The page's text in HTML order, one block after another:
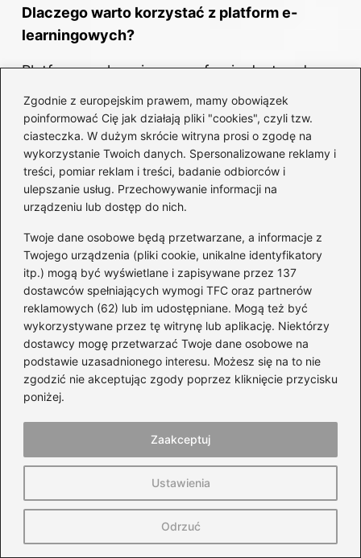
Zgodnie z europejskim prawem, mamy obowiązek
poinformować Cię jak działają pliki "cookies", czyli tzw.
ciasteczka. W dużym skrócie witryna prosi o zgodę na
wykorzystanie Twoich danych. Spersonalizowane reklamy i
treści, pomiar reklam i treści, badanie odbiorców i
ulepszanie usług. Przechowywanie informacji na
urządzeniu lub dostęp do nich.
Twoje dane osobowe będą przetwarzane, a informacje z
Twojego urządzenia (pliki cookie, unikalne identyfikatory
itp.) mogą być wyświetlane i zapisywane przez 137
dostawców spełniających wymogi TFC oraz partnerów
reklamowych (62) lub im udostępniane. Mogą też być
wykorzystywane przez tę witrynę lub aplikację. Niektórzy
dostawcy mogę przetwarzać Twoje dane osobowe na
podstawie uzasadnionego interesu. Możesz się na to nie
zgodzić nie akceptując zgody poprzez kliknięcie przycisku
poniżej.
Ustawienia
Odrzuć
Zaakceptuj
Dlaczego warto korzystać z platform e-
learningowych?
Platformy e-learningowe oferują dostęp do
aktualnych testów, co pozwala na regularne
powtarzanie pytań i podnoszenie pewności
siebie. Dzięki nim można skupić się na
trudnych zagadnieniach i lepiej przygotować
się do egzaminu.
Jakie błędy najczęściej popełniają kandydaci
na prawo jazdy?
Najczęstsze błędy to niedostateczne
przygotowanie teoretyczne, poleganie na
intuicji przy odpowiadaniu na pytania oraz
brak praktyki w manewrowaniu pojazdem. Te
uchybienia mogą prowadzić do
niepowodzenia na egzaminie.
Jakie są skutki stresu podczasegzaminu na
Stres może negatywnie wpłynąć na
zdających, uniemożliwiając skuteczne
skupienie się na zadaniach. Dlatego ważne
jest, aby przed egzaminem znaleźć chwilę na